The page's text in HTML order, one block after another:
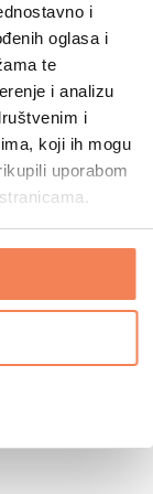
i
oglasa i
te
i analizu
i
koji ih mogu
uporabom